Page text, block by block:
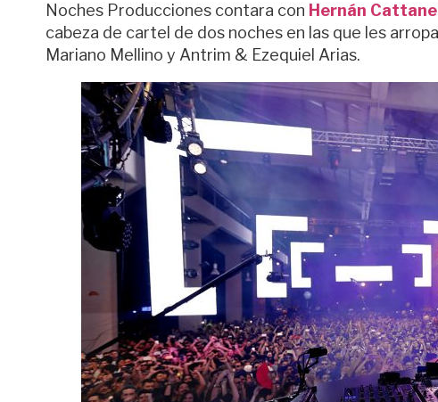
Noches Producciones contara con Hernán
cabeza de cartel de dos noches en las que les
Mariano Mellino y Antrim & Ezequiel Arias.